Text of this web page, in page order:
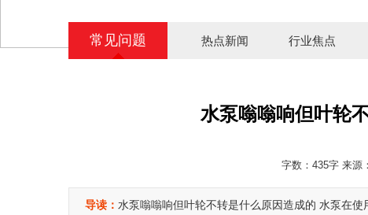
常见问题 热点新闻 行业焦点
水泵嗡嗡响但叶轮
字数：435字 来源
导读： 水泵嗡嗡响但叶轮不转是什么原因造成的 水泵在